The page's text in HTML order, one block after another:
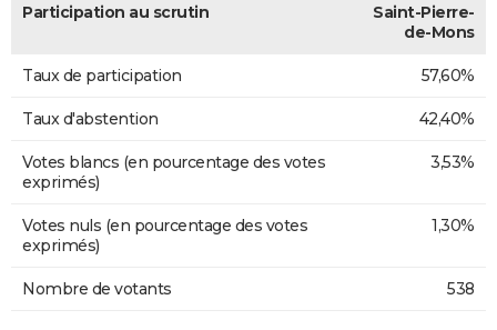
Participation au scrutin
Saint-Pierre-
de-Mons
Taux de participation 57,60%
Taux d'abstention 42,40%
Votes blancs (en pourcentage des votes
exprimés)
3,53%
Votes nuls (en pourcentage des votes
exprimés)
1,30%
Nombre de votants 538